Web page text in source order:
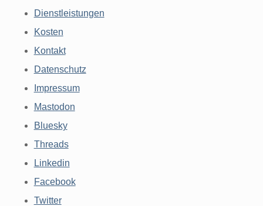
Dienstleistungen
Kosten
Kontakt
Datenschutz
Impressum
Mastodon
Bluesky
Threads
Linkedin
Facebook
Twitter